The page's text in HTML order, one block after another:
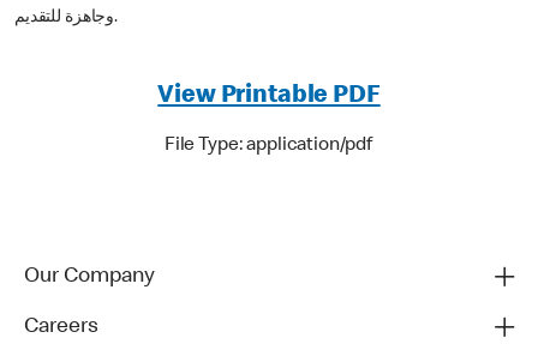
وجاهزة للتقديم.
View Printable PDF
File Type: application/pdf
Our Company
Careers